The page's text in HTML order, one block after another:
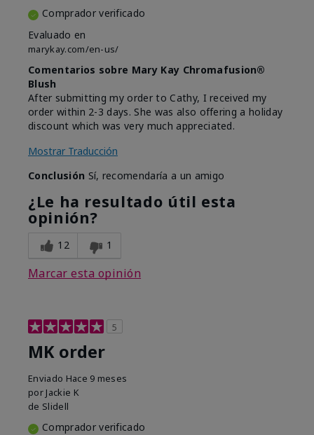
Comprador verificado
Evaluado en
marykay.com/en-us/
Comentarios sobre Mary Kay Chromafusion®
Blush
After submitting my order to Cathy, I received my
order within 2-3 days. She was also offering a holiday
discount which was very much appreciated.
Mostrar Traducción
Conclusión Sí, recomendaría a un amigo
¿Le ha resultado útil esta
opinión?
12 1
Marcar esta opinión
5
MK order
Enviado Hace 9 meses
por Jackie K
de Slidell
Comprador verificado